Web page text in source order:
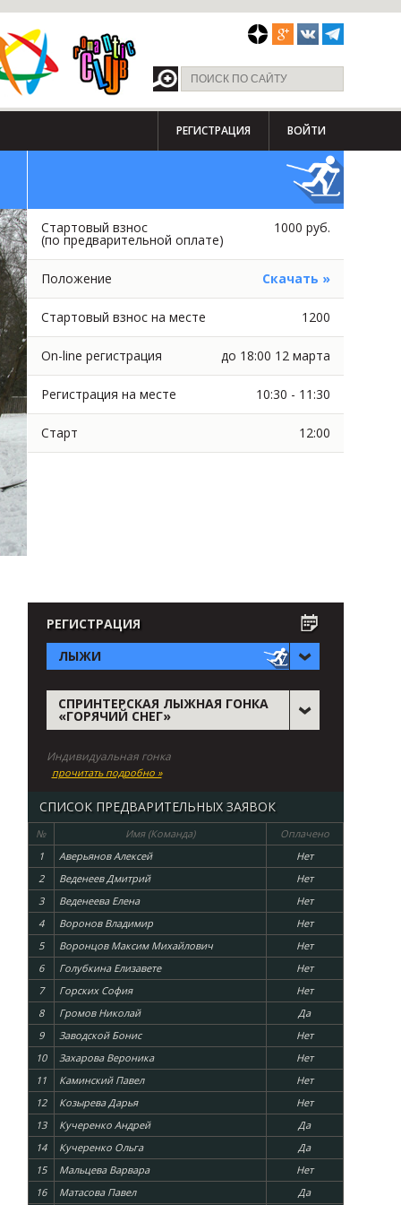
РЕГИСТРАЦИЯ ВОЙТИ
Стартовый взнос
(по предварительной оплате)
1000 руб.
Положение Скачать »
Стартовый взнос на месте 1200
On-line регистрация до 18:00 12 марта
Регистрация на месте 10:30 - 11:30
Старт 12:00
РЕГИСТРАЦИЯ
ЛЫЖИ
СПРИНТЕРСКАЯ ЛЫЖНАЯ ГОНКА
«ГОРЯЧИЙ СНЕГ»
Индивидуальная гонка
прочитать подробно »
СПИСОК ПРЕДВАРИТЕЛЬНЫХ ЗАЯВОК
№ Имя (Команда)
Оплачено
1
Аверьянов Алексей
Нет
2
Веденеев Дмитрий
Нет
3
Веденеева Елена
Нет
4
Воронов Владимир
Нет
5
Воронцов Максим Михайлович
Нет
6
Голубкина Елизавете
Нет
7
Горских София
Нет
8
Громов Николай
Да
9
Заводской Бонис
Нет
10
Захарова Вероника
Нет
11
Каминский Павел
Нет
12
Козырева Дарья
Нет
13
Кучеренко Андрей
Да
14
Кучеренко Ольга
Да
15
Мальцева Варвара
Нет
16
Матасова Павел
Да